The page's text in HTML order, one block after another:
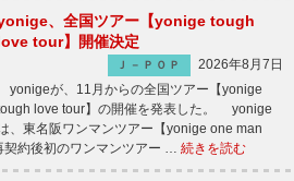
、全国ツアー【yonige tough
tour】開催決定
Ｊ－ＰＯＰ
2026年8月7日
yonigeが、11月からの全国ツアー【yonige
love tour】の開催を発表した。 yonige
、東名阪ワンマンツアー【yonige one man
約後初のワンマンツアー … 続きを読む